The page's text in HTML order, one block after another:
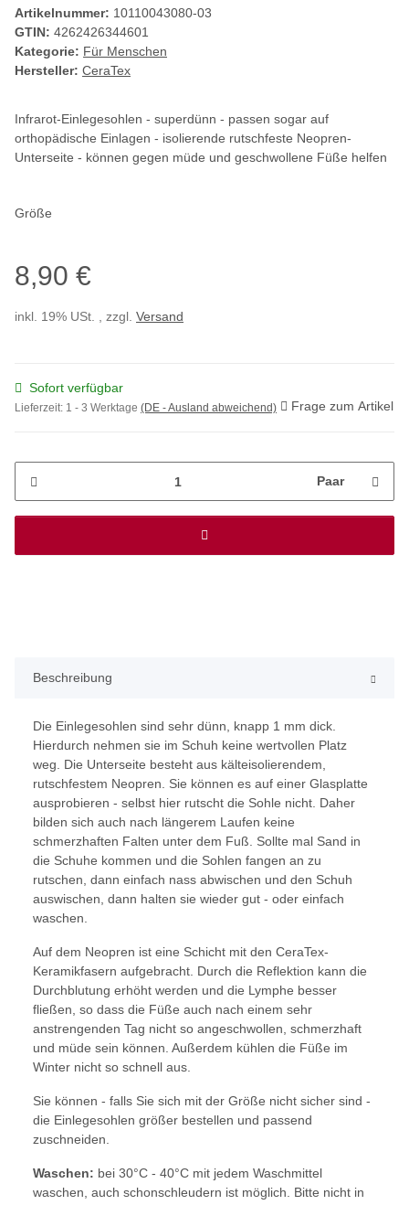
Artikelnummer: 10110043080-03
GTIN: 4262426344601
Kategorie: Für Menschen
Hersteller: CeraTex
Infrarot-Einlegesohlen - superdünn - passen sogar auf
orthopädische Einlagen - isolierende rutschfeste Neopren-
Unterseite - können gegen müde und geschwollene Füße helfen
Größe
8,90 €
inkl. 19% USt. , zzgl. Versand
Sofort verfügbar
Lieferzeit: 1 - 3 Werktage (DE - Ausland abweichend) Frage zum Artikel
Paar
Beschreibung
Die Einlegesohlen sind sehr dünn, knapp 1 mm dick.
Hierdurch nehmen sie im Schuh keine wertvollen Platz
weg. Die Unterseite besteht aus kälteisolierendem,
rutschfestem Neopren. Sie können es auf einer Glasplatte
ausprobieren - selbst hier rutscht die Sohle nicht. Daher
bilden sich auch nach längerem Laufen keine
schmerzhaften Falten unter dem Fuß. Sollte mal Sand in
die Schuhe kommen und die Sohlen fangen an zu
rutschen, dann einfach nass abwischen und den Schuh
auswischen, dann halten sie wieder gut - oder einfach
waschen.
Auf dem Neopren ist eine Schicht mit den CeraTex-
Keramikfasern aufgebracht. Durch die Reflektion kann die
Durchblutung erhöht werden und die Lymphe besser
fließen, so dass die Füße auch nach einem sehr
anstrengenden Tag nicht so angeschwollen, schmerzhaft
und müde sein können. Außerdem kühlen die Füße im
Winter nicht so schnell aus.
Sie können - falls Sie sich mit der Größe nicht sicher sind -
die Einlegesohlen größer bestellen und passend
zuschneiden.
Waschen: bei 30°C - 40°C mit jedem Waschmittel
waschen, auch schonschleudern ist möglich. Bitte nicht in